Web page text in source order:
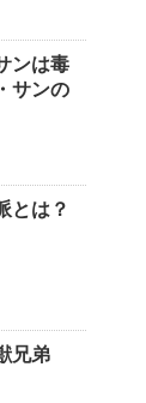
ンは毒
サンの
とは？
兄弟